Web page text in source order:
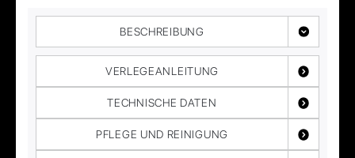
BESCHREIBUNG
VERLEGEANLEITUNG
TECHNISCHE DATEN
PFLEGE UND REINIGUNG